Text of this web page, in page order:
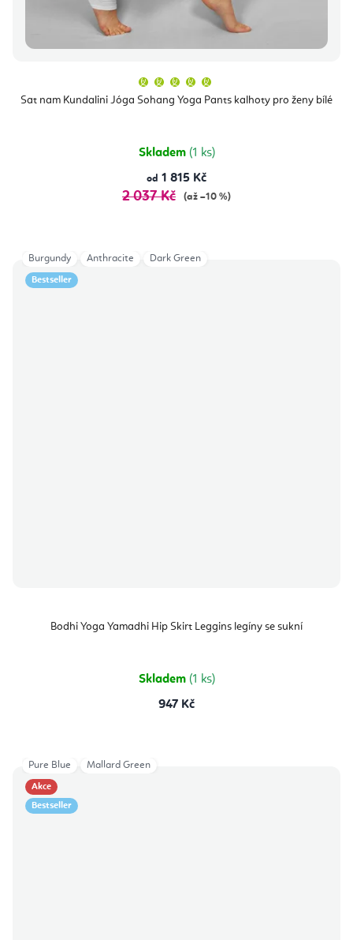
Sat nam Kundalini Jóga Sohang Yoga Pants kalhoty pro ženy bílé
produktu
je
Skladem (1 ks)
od 1 815 Kč
2 037 Kč (až –10 %)
Bestseller
Bodhi Yoga Yamadhi Hip Skirt Leggins legíny se sukní
Skladem (1 ks)
947 Kč
Burgundy Anthracite Dark Green
Akce
Bestseller
Pure Blue Mallard Green